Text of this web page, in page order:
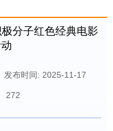
分子红色经典电影
发布时间: 2025-11-17
272